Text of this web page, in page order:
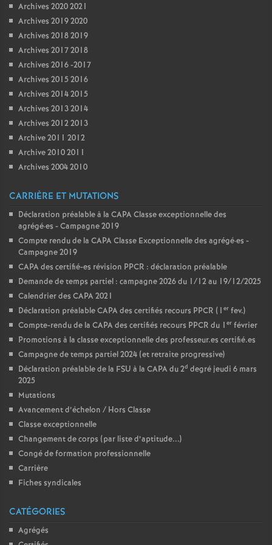
Archives 2020 2021
Archives 2019 2020
Archives 2018 2019
Archives 2017 2018
Archives 2016 -2017
Archives 2015 2016
Archives 2014 2015
Archives 2013 2014
Archives 2012 2013
Archive 2011 2012
Archive 2010 2011
Archives 2004 2010
CARRIÈRE ET MUTATIONS
Déclaration préalable à la CAPA Classe exceptionnelle des
agrégé·es - Campagne 2019
Compte rendu de la CAPA Classe Exceptionnelle des agrégé·es -
Campagne 2019
CAPA des certifié-es révision PPCR : déclaration préalable
Demande de temps partiel : campagne 2026 du 1/12 au 19/12/2025
Calendrier des CAPA 2021
Déclaration préalable CAPA des certifiés recours PPCR (1 er fev.)
Compte-rendu de la CAPA des certifiés recours PPCR du 1 er février
Promotions à la classe exceptionnelle des professeur.es certifié.es
Campagne de temps partiel 2024 (et retraite progressive)
Déclaration préalable de la FSU à la CAPA du 2d degré jeudi 6 mars
2025
Mutations
Avancement d’échelon / Hors Classe
Classe exceptionnelle
Changement de corps (par liste d’aptitude...)
Congé de formation professionnelle
Carrière
Fiches syndicales
CATÉGORIES
Agrégés